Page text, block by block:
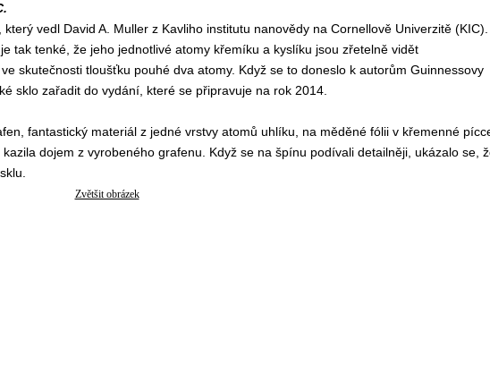
vedl David A. Muller z Kavliho institutu nanovědy na Cornellově Univerzitě (KIC).
tak tenké, že jeho jednotlivé atomy křemíku a kyslíku jsou zřetelně vidět
skutečnosti tloušťku pouhé dva atomy. Když se to doneslo k autorům Guinnessovy
sklo zařadit do vydání, které se připravuje na rok 2014.
fantastický materiál z jedné vrstvy atomů uhlíku, na měděné fólii v křemenné
dojem z vyrobeného grafenu. Když se na špínu podívali detailněji, ukázalo se,
Zvětšit obrázek